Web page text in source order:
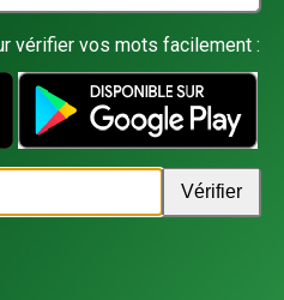
vérifier vos mots facilement :